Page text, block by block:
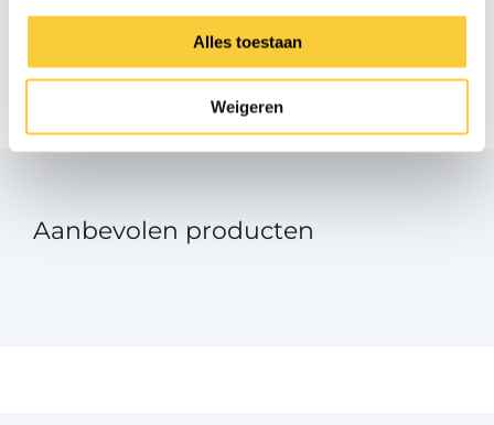
Alles toestaan
Weigeren
pdf
Montage kabelaansluiting
Aanbevolen producten